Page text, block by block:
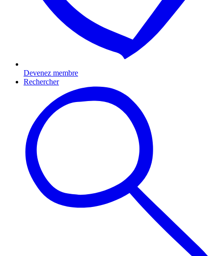
Devenez membre
Rechercher